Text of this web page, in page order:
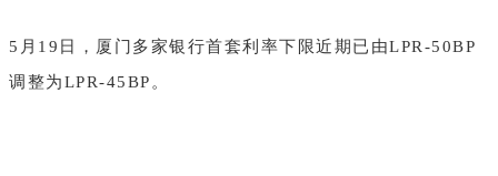
5月19日，厦门多家银行首套利率下限近期已由LPR-50BP
调整为LPR-45BP。